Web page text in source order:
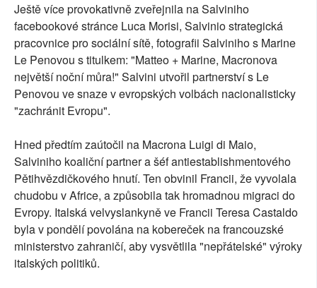
Ještě více provokativně zveřejnila na Salviniho
facebookové stránce Luca Morisi, Salvinio strategická
pracovnice pro sociální sítě, fotografii Salviniho s Marine
Le Penovou s titulkem: "Matteo + Marine, Macronova
největší noční můra!" Salvini utvořil partnerství s Le
Penovou ve snaze v evropských volbách nacionalisticky
"zachránit Evropu".
Hned předtím zaútočil na Macrona Luigi di Maio,
Salviniho koaliční partner a šéf antiestablishmentového
Pětihvězdičkového hnutí. Ten obvinil Francii, že vyvolala
chudobu v Africe, a způsobila tak hromadnou migraci do
Evropy. Italská velvyslankyně ve Francii Teresa Castaldo
byla v pondělí povolána na kobereček na francouzské
ministerstvo zahraničí, aby vysvětlila "nepřátelské" výroky
italských politiků.